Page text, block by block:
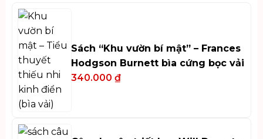
Sách “Khu vườn bí mật” – Frances
Hodgson Burnett bìa cứng bọc vải
340.000 ₫